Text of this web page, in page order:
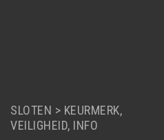
SLOTEN > KEURMERK,
VEILIGHEID, INFO